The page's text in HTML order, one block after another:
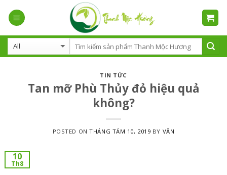
TIN TỨC
Tan mỡ Phù Thủy đỏ hiệu quả
không?
POSTED ONTHÁNG TÁM 10, 2019 BY VÂN
10
Th8